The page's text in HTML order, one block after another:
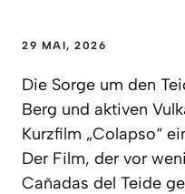
29 MAI, 2026
Die Sorge um den
Berg und aktiven
Kurzfilm „Colapso“
Der Film, der vor
Cañadas del Teide